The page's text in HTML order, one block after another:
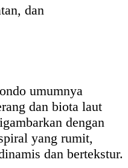
dan
umumnya
dan biota laut
dengan
yang rumit,
dan bertekstur.